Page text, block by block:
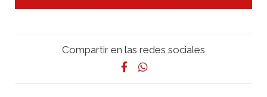
Compartir en las redes sociales